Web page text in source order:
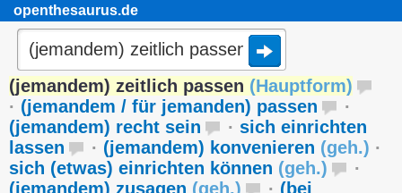
openthesaurus.de
(jemandem) zeitlich passen (Hauptform)
· (jemandem / für jemanden) passen
·
(jemandem) recht sein
· sich einrichten
lassen
· (jemandem) konvenieren (geh.) ·
sich (etwas) einrichten können (geh.)
·
(jemandem) zusagen (geh.) · (bei